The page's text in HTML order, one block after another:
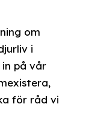
om
i
på vår
för råd vi